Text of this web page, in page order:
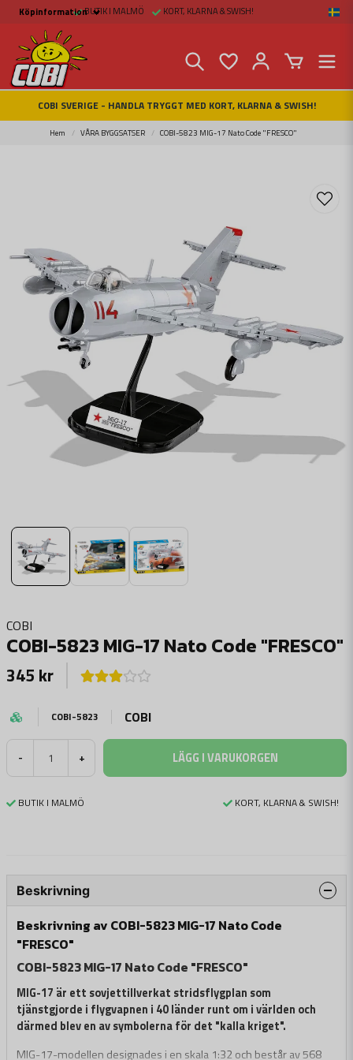
Köpinformation
Köpinformation
Köpvillkor
Betalsätt och Frakt
Beställ online hos
Fritid & Prylar
Fakta om Cobi Blocks
COBI BUTIK I MALMÖ
Kontakta oss
BUTIK I MALMÖ KORT, KLARNA & SWISH!
COBI SVERIGE - HANDLA TRYGGT MED KORT, KLARNA & SWISH!
Hem VÅRA BYGGSATSER COBI-5823 MIG-17 Nato Code "FRESCO"
COBI
COBI-5823 MIG-17 Nato Code "FRESCO"
345 kr
COBI-5823 COBI
- + LÄGG I VARUKORGEN
BUTIK I MALMÖ KORT, KLARNA & SWISH!
Beskrivning
Beskrivning av COBI-5823 MIG-17 Nato Code
"FRESCO"
COBI-5823 MIG-17 Nato Code "FRESCO"
MIG-17 är ett sovjettillverkat stridsflygplan som
tjänstgjorde i flygvapnen i 40 länder runt om i världen och
därmed blev en av symbolerna för det "kalla kriget".
MIG-17-modellen designades i en skala 1:32 och består av 568